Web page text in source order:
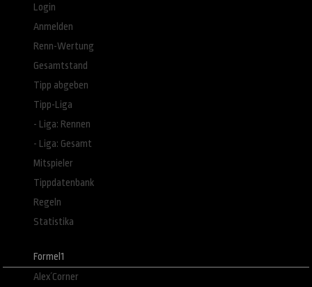
Login
Anmelden
Renn-Wertung
Gesamtstand
Tipp abgeben
Tipp-Liga
- Liga: Rennen
- Liga: Gesamt
Mitspieler
Tippdatenbank
Regeln
Statistika
Formel1
Alex´Corner